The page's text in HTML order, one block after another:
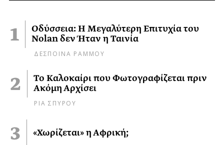
Οδύσσεια: Η Μεγαλύτερη Επιτυχία του
Nolan δεν Ήταν η Ταινία
ΔΕΣΠΟΙΝΑ ΡΑΜΜΟΥ
Το Καλοκαίρι που Φωτογραφίζεται πριν
Ακόμη Αρχίσει
ΡΙΑ ΣΠΥΡΟΥ
«Χωρίζεται» η Αφρική;